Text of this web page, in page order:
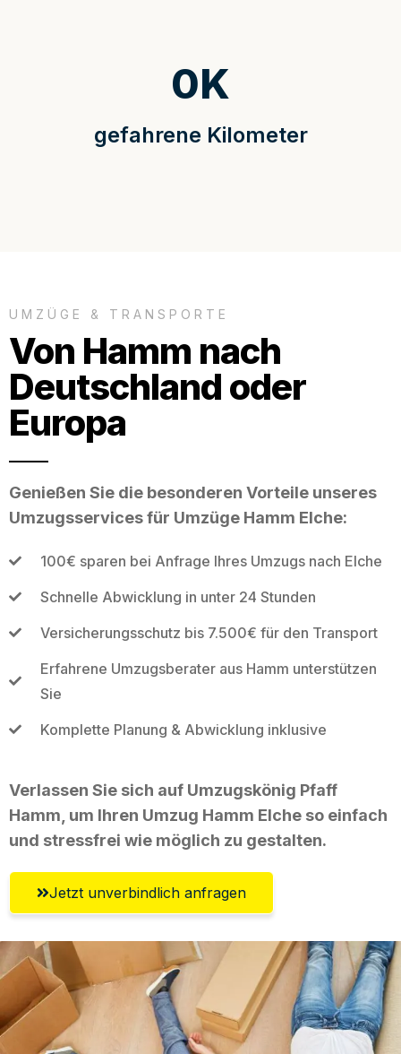
gefahrene Kilometer
0K
UMZÜGE & TRANSPORTE
Von Hamm nach
Deutschland oder
Europa
Genießen Sie die besonderen Vorteile unseres
Umzugsservices für Umzüge Hamm Elche:
100€ sparen bei Anfrage Ihres Umzugs nach Elche
Schnelle Abwicklung in unter 24 Stunden
Versicherungsschutz bis 7.500€ für den Transport
Erfahrene Umzugsberater aus Hamm unterstützen
Sie
Komplette Planung & Abwicklung inklusive
Verlassen Sie sich auf Umzugskönig Pfaff
Hamm, um Ihren Umzug Hamm Elche so einfach
und stressfrei wie möglich zu gestalten.
Jetzt unverbindlich anfragen